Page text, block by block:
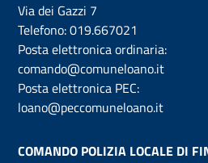
Via dei Gazzi 7
Telefono:019.667021
Posta elettronica ordinaria:
comando@comuneloano.it
Posta elettronica PEC:
loano@peccomuneloano.it
COMANDO POLIZIA LOCALE DI